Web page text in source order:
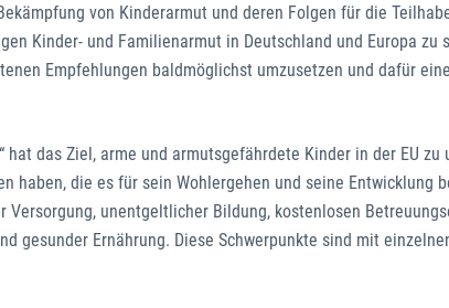
von Kinderarmut und deren Folgen für die
Kinder- und Familienarmut in Deutschland und Europa
Empfehlungen baldmöglichst umzusetzen und dafür
hat das Ziel, arme und armutsgefährdete Kinder in der EU
haben, die es für sein Wohlergehen und seine Entwicklung
Versorgung, unentgeltlicher Bildung, kostenlosen
gesunder Ernährung. Diese Schwerpunkte sind mit